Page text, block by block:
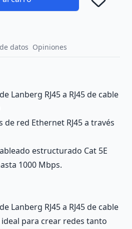
datos Opiniones
Lanberg RJ45 a RJ45 de cable
red Ethernet RJ45 a través
estructurado Cat 5E
1000 Mbps.
Lanberg RJ45 a RJ45 de cable
ideal para crear redes tanto